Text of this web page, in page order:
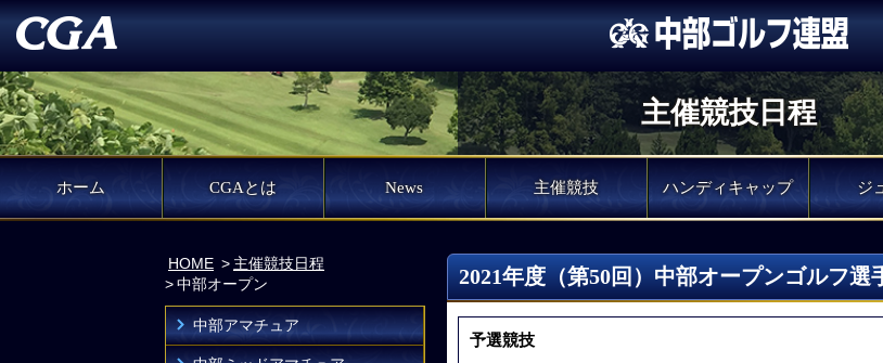
主催競技日程
ホーム CGAとは News 主催競技 ハンディキャップ ジ
HOME
主催競技日程
中部オープン
中部アマチュア
2021年度（第50回）中部オープンゴルフ選
予選競技